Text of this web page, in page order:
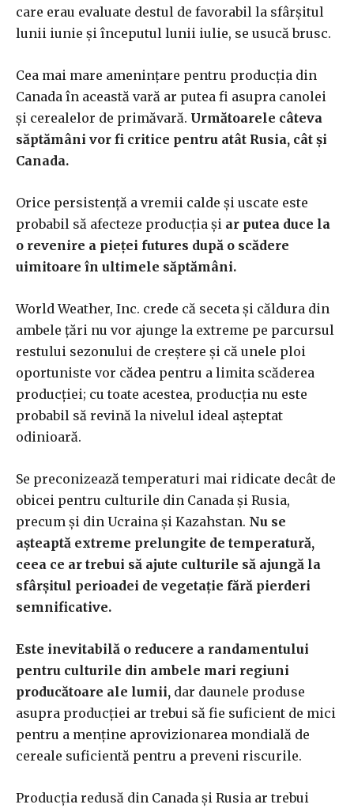
care erau evaluate destul de favorabil la sfârșitul
lunii iunie și începutul lunii iulie, se usucă brusc.
Cea mai mare amenințare pentru producția din
Canada în această vară ar putea fi asupra canolei
și cerealelor de primăvară. Următoarele câteva
săptămâni vor fi critice pentru atât Rusia, cât și
Canada.
Orice persistență a vremii calde și uscate este
probabil să afecteze producția și ar putea duce la
o revenire a pieței futures după o scădere
uimitoare în ultimele săptămâni.
World Weather, Inc. crede că seceta și căldura din
ambele țări nu vor ajunge la extreme pe parcursul
restului sezonului de creștere și că unele ploi
oportuniste vor cădea pentru a limita scăderea
producției; cu toate acestea, producția nu este
probabil să revină la nivelul ideal așteptat
odinioară.
Se preconizează temperaturi mai ridicate decât de
obicei pentru culturile din Canada și Rusia,
precum și din Ucraina și Kazahstan. Nu se
așteaptă extreme prelungite de temperatură,
ceea ce ar trebui să ajute culturile să ajungă la
sfârșitul perioadei de vegetație fără pierderi
semnificative.
Este inevitabilă o reducere a randamentului
pentru culturile din ambele mari regiuni
producătoare ale lumii, dar daunele produse
asupra producției ar trebui să fie suficient de mici
pentru a menține aprovizionarea mondială de
cereale suficientă pentru a preveni riscurile.
Producția redusă din Canada și Rusia ar trebui